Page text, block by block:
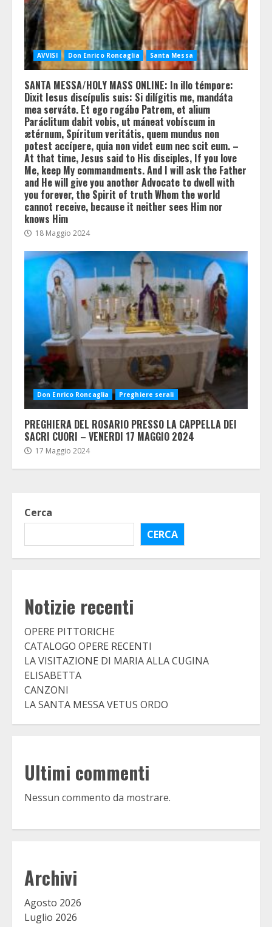
AVVISI Don Enrico Roncaglia Santa Messa
SANTA MESSA/HOLY MASS ONLINE: In illo témpore:
Dixit Iesus discípulis suis: Si dilígitis me, mandáta
mea serváte. Et ego rogábo Patrem, et alium
Paráclitum dabit vobis, ut máneat vobíscum in
ætérnum, Spíritum veritátis, quem mundus non
potest accípere, quia non videt eum nec scit eum. –
At that time, Jesus said to His disciples, If you love
Me, keep My commandments. And I will ask the Father
and He will give you another Advocate to dwell with
you forever, the Spirit of truth Whom the world
cannot receive, because it neither sees Him nor
knows Him
18 Maggio 2024
Don Enrico Roncaglia Preghiere serali
PREGHIERA DEL ROSARIO PRESSO LA CAPPELLA DEI
SACRI CUORI – VENERDI 17 MAGGIO 2024
17 Maggio 2024
Cerca
CERCA
Notizie recenti
OPERE PITTORICHE
CATALOGO OPERE RECENTI
LA VISITAZIONE DI MARIA ALLA CUGINA
ELISABETTA
CANZONI
LA SANTA MESSA VETUS ORDO
Ultimi commenti
Nessun commento da mostrare.
Archivi
Agosto 2026
Luglio 2026